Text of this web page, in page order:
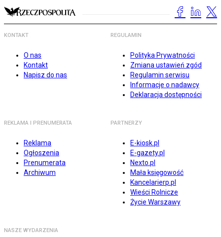
KONTAKT
O nas
Kontakt
Napisz do nas
REGULAMIN
Polityka Prywatności
Zmiana ustawień zgód
Regulamin serwisu
Informacje o nadawcy
Deklaracja dostępności
REKLAMA I PRENUMERATA
Reklama
Ogłoszenia
Prenumerata
Archiwum
PARTNERZY
E-kiosk.pl
E-gazety.pl
Nexto.pl
Mała księgowość
Kancelarierp.pl
Wieści Rolnicze
Życie Warszawy
NASZE WYDARZENIA